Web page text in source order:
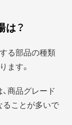
？
る部品の種類
ます。
商品グレード
ことが多いで